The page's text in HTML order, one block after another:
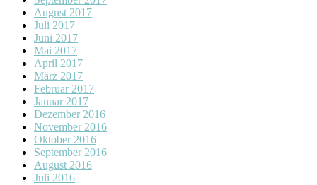
August 2017
Juli 2017
Juni 2017
Mai 2017
April 2017
März 2017
Februar 2017
Januar 2017
Dezember 2016
November 2016
Oktober 2016
September 2016
August 2016
Juli 2016